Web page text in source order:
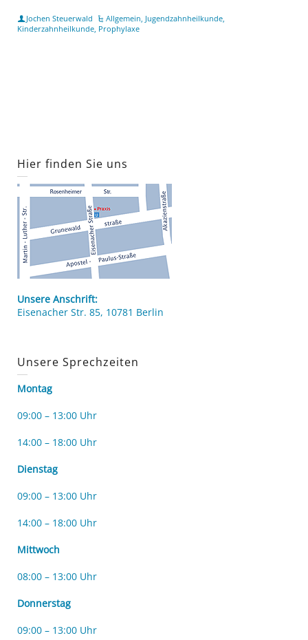
Jochen Steuerwald Allgemein, Jugendzahnheilkunde,
Kinderzahnheilkunde, Prophylaxe
Hier finden Sie uns
Unsere Anschrift:
Eisenacher Str. 85, 10781 Berlin
Unsere Sprechzeiten
Montag
09:00 – 13:00 Uhr
14:00 – 18:00 Uhr
Dienstag
09:00 – 13:00 Uhr
14:00 – 18:00 Uhr
Mittwoch
08:00 – 13:00 Uhr
Donnerstag
09:00 – 13:00 Uhr